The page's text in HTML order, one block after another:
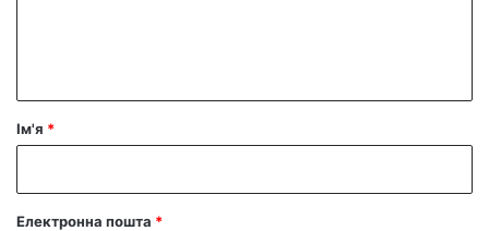
рІм'я *
Електронна пошта *